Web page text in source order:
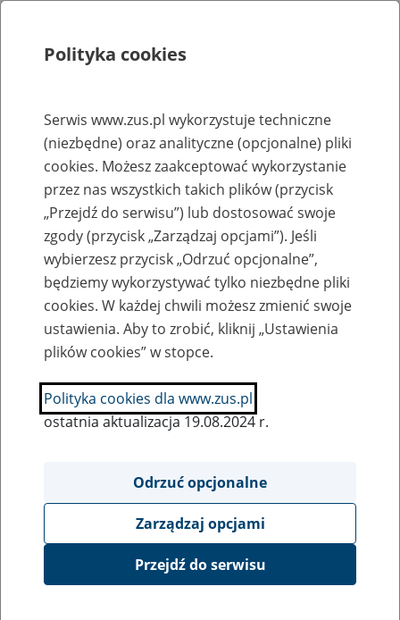
Rejestry, ewidencje i archiwa
Baza zlikwidowanych lub
przekształconych zakładów pracy
Nazwa zakładu pracy:
SZUKAJ
Ukryj wszystkie pozycje bazy
APEXIM S.A Warszawa
Polityka cookies
Serwis www.zus.pl wykorzystuje techniczne
(niezbędne) oraz analityczne (opcjonalne) pliki
cookies. Możesz zaakceptować wykorzystanie
przez nas wszystkich takich plików (przycisk
„Przejdź do serwisu”) lub dostosować swoje
zgody (przycisk „Zarządzaj opcjami”). Jeśli
wybierzesz przycisk „Odrzuć opcjonalne”,
będziemy wykorzystywać tylko niezbędne pliki
cookies. W każdej chwili możesz zmienić swoje
ustawienia. Aby to zrobić, kliknij „Ustawienia
plików cookies” w stopce.
Polityka cookies dla www.zus.pl
ostatnia aktualizacja 19.08.2024 r.
Odrzuć opcjonalne
Zarządzaj opcjami
Przejdź do serwisu